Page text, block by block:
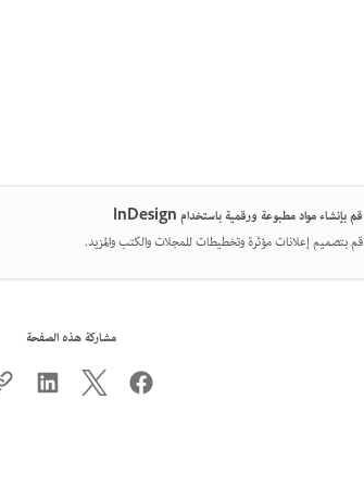
قم بإنشاء مواد مطبوعة ورقمية باستخدام InDesign
قم بتصميم إعلانات مؤثرة وتخطيطات للمجلات والكتب والمزيد.
مشاركة هذه الصفحة